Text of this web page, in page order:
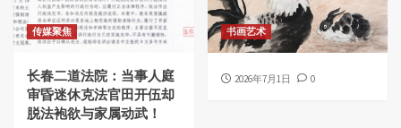
传媒聚焦
长春二道法院：当事人庭
审昏迷休克法官田开伍却
脱法袍欲与家属动武！
书画艺术
2026年7月1日 0